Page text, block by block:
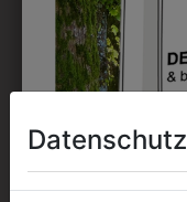
kostet jede Farbe
möglich. Waschbar